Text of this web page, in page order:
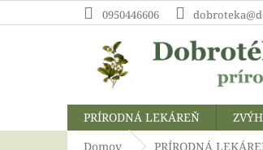
na
0950446606
PRÍRODNÁ LEKÁREŇ
Domov
PRÍRODNÁ